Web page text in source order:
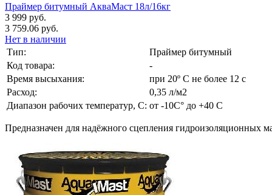
Праймер битумный АкваМаст 18л/16кг
3 999 руб.
3 759.06 руб.
Нет в наличии
Тип:
Праймер битумный
Код товара:
-
Время высыхания:
при 20º С не более 12 с
Расход:
0,35 л/м2
Диапазон рабочих температур, С: от -10С° до +40 С
Предназначен для надёжного сцепления гидроизоляционных